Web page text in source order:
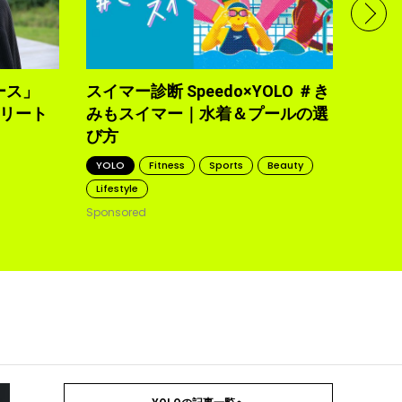
」
ート
スイマー診断 Speedo×YOLO ＃き
みもスイマー｜水着＆プールの選
び方
YOLO Fitness Sports
Beauty
Lifestyle
Sponsored
で完
トレ